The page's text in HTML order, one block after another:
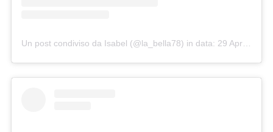
Un post condiviso da Isabel (@la_bella78) in data: 29 Apr 2015 alle ore 12:23 PDT